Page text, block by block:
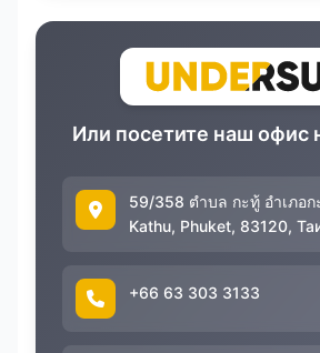
Или посетите наш офис
59/358 ตำบล กะทู้ อำเภอก
Kathu, Phuket, 83120,
+66 63 303 3133